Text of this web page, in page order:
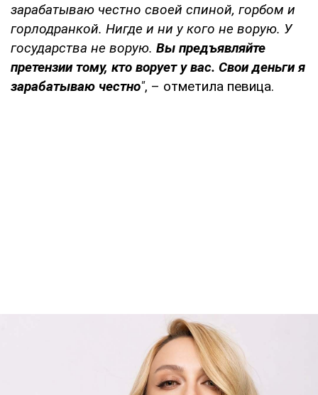
зарабатываю честно своей спиной, горбом и
горлодранкой. Нигде и ни у кого не ворую. У
государства не ворую. Вы предъявляйте
претензии тому, кто ворует у вас. Свои деньги я
зарабатываю честно", – отметила певица.